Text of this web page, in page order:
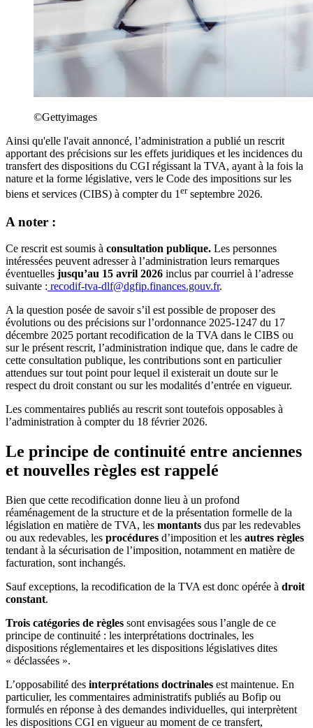
©Gettyimages
Ainsi qu'elle l'avait annoncé, l’administration a publié un rescrit
apportant des précisions sur les effets juridiques et les incidences du
transfert des dispositions du CGI régissant la TVA, ayant à la fois la
nature et la forme législative, vers le Code des impositions sur les
biens et services (CIBS) à compter du 1erseptembre 2026.
A noter :
Ce rescrit est soumis à consultation publique. Les personnes
intéressées peuvent adresser à l’administration leurs remarques
éventuelles jusqu’au 15 avril 2026 inclus par courriel à l’adresse
suivante : recodif-tva-dlf@dgfip.finances.gouv.fr.
A la question posée de savoir s’il est possible de proposer des
évolutions ou des précisions sur l’ordonnance 2025-1247 du 17
décembre 2025 portant recodification de la TVA dans le CIBS ou
sur le présent rescrit, l’administration indique que, dans le cadre de
cette consultation publique, les contributions sont en particulier
attendues sur tout point pour lequel il existerait un doute sur le
respect du droit constant ou sur les modalités d’entrée en vigueur.
Les commentaires publiés au rescrit sont toutefois opposables à
l’administration à compter du 18 février 2026.
Le principe de continuité entre anciennes
et nouvelles règles est rappelé
Bien que cette recodification donne lieu à un profond
réaménagement de la structure et de la présentation formelle de la
législation en matière de TVA, les montants dus par les redevables
ou aux redevables, les procédures d’imposition et les autres règles
tendant à la sécurisation de l’imposition, notamment en matière de
facturation, sont inchangés.
Sauf exceptions, la recodification de la TVA est donc opérée à droit
constant.
Trois catégories de règles sont envisagées sous l’angle de ce
principe de continuité : les interprétations doctrinales, les
dispositions réglementaires et les dispositions législatives dites
« déclassées ».
L’opposabilité des interprétations doctrinales est maintenue. En
particulier, les commentaires administratifs publiés au Bofip ou
formulés en réponse à des demandes individuelles, qui interprètent
les dispositions CGI en vigueur au moment de ce transfert,